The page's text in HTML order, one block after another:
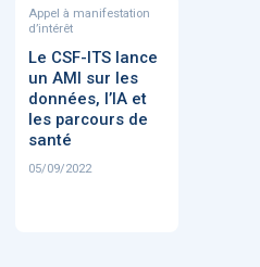
Appel à manifestation
d’intérêt
Le CSF-ITS lance
un AMI sur les
données, l’IA et
les parcours de
santé
05/09/2022